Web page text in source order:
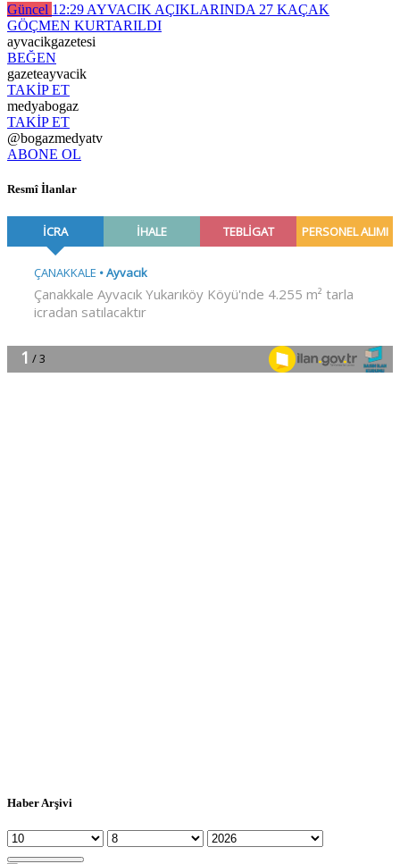
Güncel 12:29 AYVACIK AÇIKLARINDA 27 KAÇAK
GÖÇMEN KURTARILDI
ayvacikgazetesi
BEĞEN
gazeteayvacik
TAKİP ET
medyabogaz
TAKİP ET
@bogazmedyatv
ABONE OL
Resmî İlanlar
Haber Arşivi